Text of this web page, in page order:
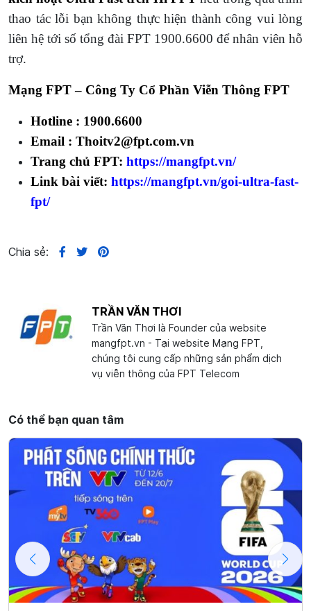
thao tác lỗi bạn không thực hiện thành công vui lòng
liên hệ tới số tổng đài FPT 1900.6600 để nhân viên hỗ
trợ.
Mạng FPT – Công Ty Cổ Phần Viễn Thông FPT
Hotline : 1900.6600
Email : Thoitv2@fpt.com.vn
Trang chủ FPT: https://mangfpt.vn/
Link bài viết: https://mangfpt.vn/goi-ultra-fast-
fpt/
Chia sẻ:
TRẦN VĂN THƠI
Trần Văn Thơi là Founder của website
mangfpt.vn - Tại website Mạng FPT,
chúng tôi cung cấp những sản phẩm dịch
vụ viễn thông của FPT Telecom
Có thể bạn quan tâm